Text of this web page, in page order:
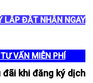
LẮP ĐẶT NHẬN NGAY
VẤN MIỄN PHÍ
khi đăng ký dịch